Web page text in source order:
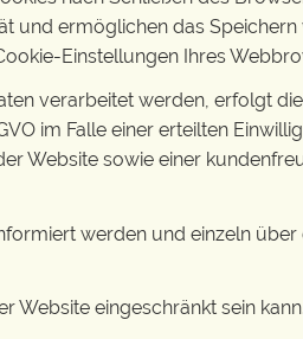
und ermöglichen das
Einstellungen Ihres
verarbeitet werden, erfolgt
im Falle einer erteilten
Website sowie einer
werden und einzeln
Website eingeschränkt sein kann.